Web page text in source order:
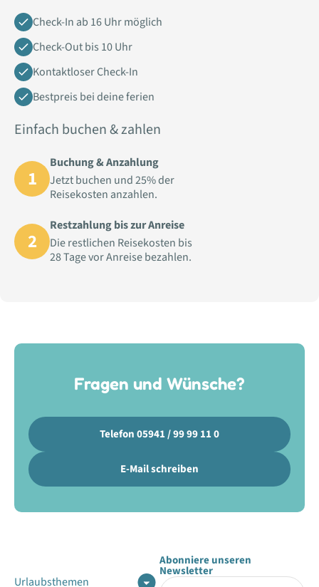
Check-In ab 16 Uhr möglich
Check-Out bis 10 Uhr
Kontaktloser Check-In
Bestpreis bei deine ferien
Einfach buchen & zahlen
1
Buchung & Anzahlung
Jetzt buchen und 25% der
Reisekosten anzahlen.
2
Restzahlung bis zur Anreise
Die restlichen Reisekosten bis
28 Tage vor Anreise bezahlen.
Fragen und Wünsche?
Telefon 05941 / 99 99 11 0
E-Mail schreiben
Urlaubsthemen
Abonniere unseren
Newsletter